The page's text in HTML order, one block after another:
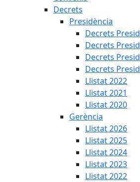
Decrets
Presidència
Decrets
Decrets
Decrets
Decrets
Llistat 2022
Llistat 2021
Llistat 2020
Gerència
Llistat 2026
Llistat 2025
Llistat 2024
Llistat 2023
Llistat 2022